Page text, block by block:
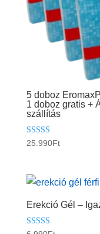
5 doboz
1 doboz gratis +
szállítás
Értékelés:
25.990Ft
Erekció Gél –